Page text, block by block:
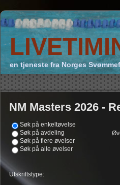
en tjeneste fra Norges
NM Masters 2026 -
Søk på enkeltøvelse
Søk på avdeling
Søk på flere øvelser
Søk på alle øvelser
Utskriftstype: